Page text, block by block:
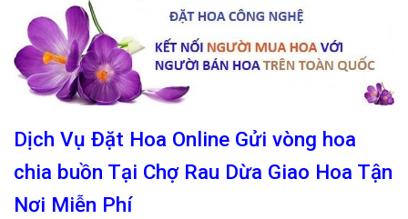
Dịch Vụ Đặt Hoa Online Gửi vòng hoa
chia buồn Tại Chợ Rau Dừa Giao Hoa Tận
Nơi Miễn Phí